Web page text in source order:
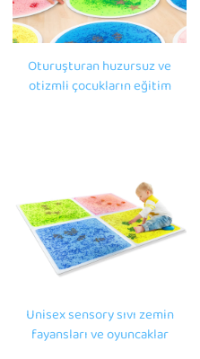
Oturuşturan huzursuz ve
otizmli çocukların eğitim
Unisex sensory sıvı zemin
fayansları ve oyuncaklar